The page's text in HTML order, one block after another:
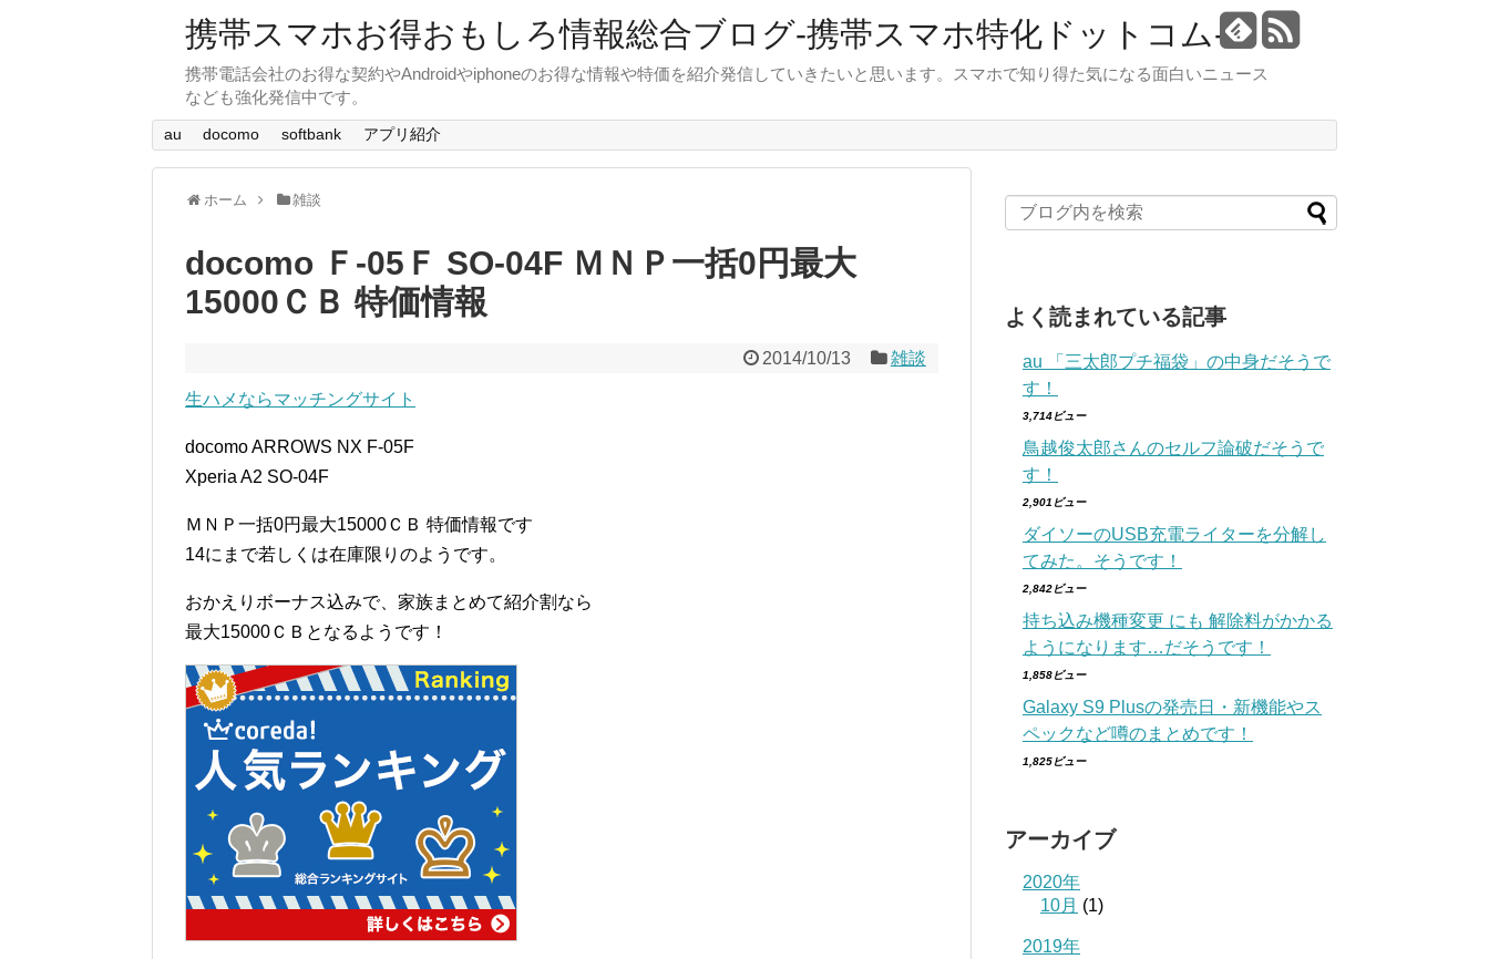
携帯スマホお得おもしろ情報総合ブログ-携帯スマホ特化ドットコム-
携帯電話会社のお得な契約やAndroidやiphoneのお得な情報や特価を紹介発信していきたいと思います。スマホで知り得た気になる面白いニュース
なども強化発信中です。
au docomo softbank アプリ紹介
ホーム 雑談
docomo Ｆ-05Ｆ SO-04F ＭＮＰ一括0円最大
15000ＣＢ 特価情報
2014/10/13 雑談
生ハメならマッチングサイト
docomo ARROWS NX F-05F
Xperia A2 SO-04F
ＭＮＰ一括0円最大15000ＣＢ 特価情報です
14にまで若しくは在庫限りのようです。
おかえりボーナス込みで、家族まとめて紹介割なら
最大15000ＣＢとなるようです！
よく読まれている記事
au 「三太郎プチ福袋」の中身だそうで
す！
3,714ビュー
鳥越俊太郎さんのセルフ論破だそうで
す！
2,901ビュー
ダイソーのUSB充電ライターを分解し
てみた。そうです！
2,842ビュー
持ち込み機種変更 にも 解除料がかかる
ようになります…だそうです！
1,858ビュー
Galaxy S9 Plusの発売日・新機能やス
ペックなど噂のまとめです！
1,825ビュー
アーカイブ
2020年
10月 (1)
2019年